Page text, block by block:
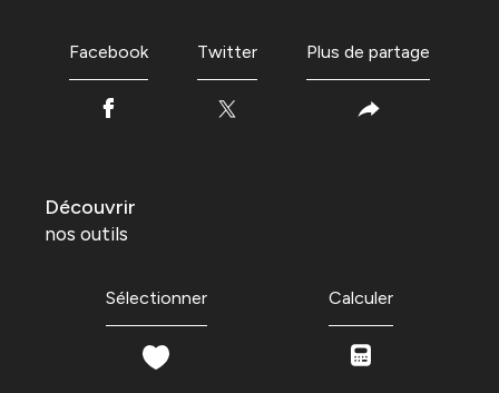
Facebook Twitter Plus de partage
découvrir
nos outils
Sélectionner Calculer